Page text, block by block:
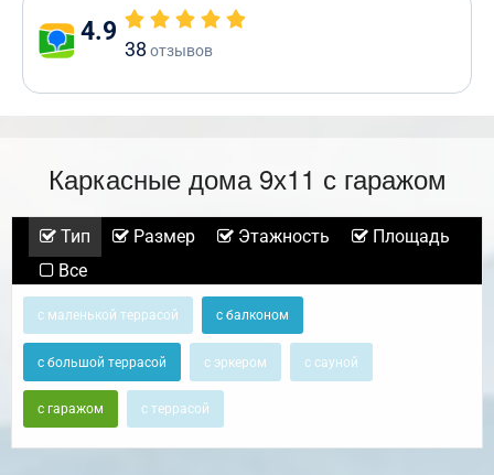
4.9
38 отзывов
Каркасные дома 9х11 с гаражом
Тип Размер Этажность
Площадь
Все
с маленькой террасой с балконом
с большой террасой с эркером с сауной
с гаражом с террасой